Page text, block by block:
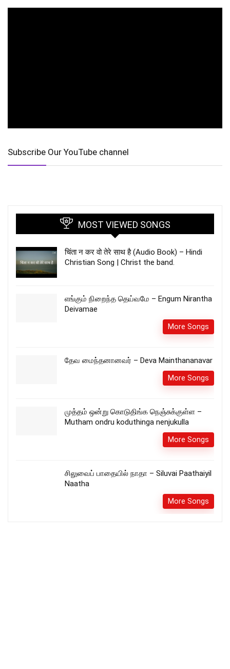
Subscribe Our YouTube channel
MOST VIEWED SONGS
चिंता न कर वो तेरे साथ है (Audio Book) – Hindi
Christian Song | Christ the band.
எங்கும் நிறைந்த தெய்வமே – Engum Nirantha
Deivamae
More Songs
தேவ மைந்தனானவர் – Deva Mainthananavar
More Songs
முத்தம் ஒன்று கொடுதிங்க நெஞ்சுக்குள்ள –
Mutham ondru koduthinga nenjukulla
More Songs
சிலுவைப் பாதையில் நாதா – Siluvai Paathaiyil
Naatha
More Songs